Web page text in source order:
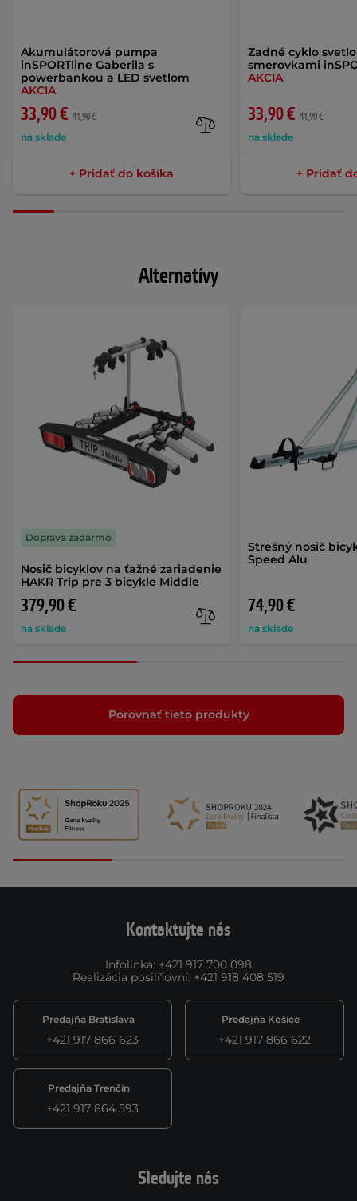
Akumulátorová pumpa
inSPORTline Gaberila s
powerbankou a LED svetlom
AKCIA
33,90 € 41,90 €
na sklade
+ Pridať do košíka
Zadné cyklo
smerovkami
AKCIA
33,90 € 41,90 €
na sklade
+ Pridať
Alternatívy
Nosič bicyklov na ťažné zariadenie
HAKR Trip pre 3 bicykle Middle
379,90 €
na sklade
Doprava zadarmo
Strešný nosič
Speed Alu
74,90 €
na sklade
Porovnať tieto produkty
Kontaktujte nás
Infolinka: +421 917 700 098
Realizácia posilňovní: +421 918 408 519
Predajňa Bratislava
+421 917 866 623
Predajňa Košice
+421 917 866 622
Predajňa Trenčín
+421 917 864 593
Sledujte nás